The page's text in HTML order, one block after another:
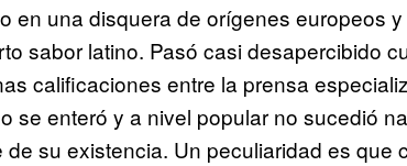
en una disquera de orígenes europeos
sabor latino. Pasó casi desapercibido
calificaciones entre la prensa
se enteró y a nivel popular no sucedió
su existencia. Un peculiaridad es que